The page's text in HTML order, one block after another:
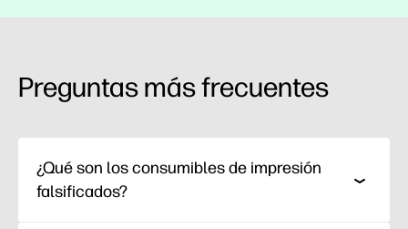
Preguntas más frecuentes
¿Qué son los consumibles de impresión
falsificados?